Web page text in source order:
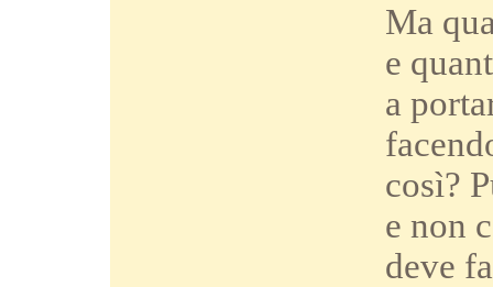
Ma
e
a
così?
e non
deve